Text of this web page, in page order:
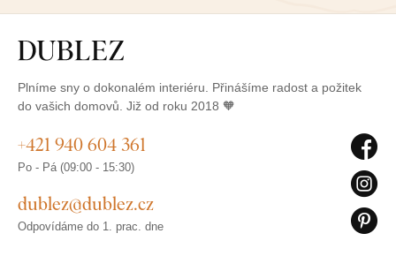
Plníme sny o dokonalém interiéru. Přinášíme radost a požitek
do vašich domovů. Již od roku 2018 🧡
+421 940 604 361
Po - Pá (09:00 - 15:30)
dublez@dublez.cz
Odpovídáme do 1. prac. dne